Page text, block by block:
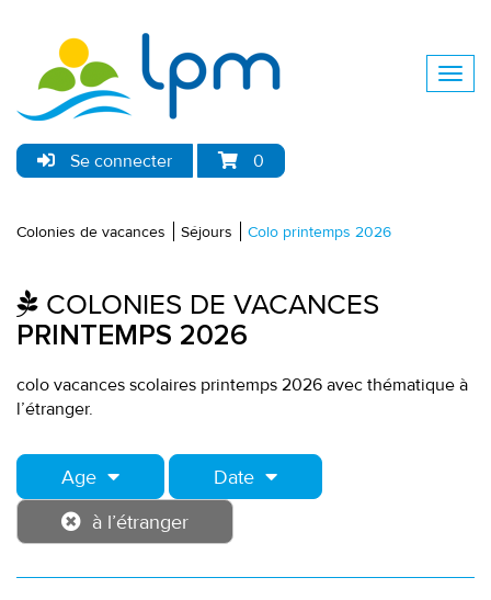
Se connecter 0
Colonies de vacances Séjours Colo printemps 2026
COLONIES DE VACANCES
PRINTEMPS 2026
colo vacances scolaires printemps 2026 avec thématique à
l’étranger.
Age
Date
à l’étranger